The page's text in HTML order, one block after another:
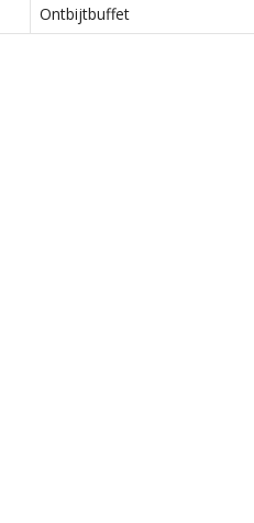
Ontbijtbuffet